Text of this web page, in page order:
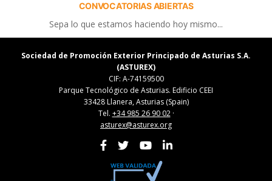
CONVOCATORIAS ABIERTAS
Sepa lo que estamos haciendo hoy mismo...
Sociedad de Promoción Exterior Principado de Asturias S.A.
(ASTUREX)
CIF: A-74159500
Parque Tecnológico de Asturias. Edificio CEEI
33428 Llanera, Asturias (Spain)
Tel. +34 985 26 90 02·
asturex@asturex.org